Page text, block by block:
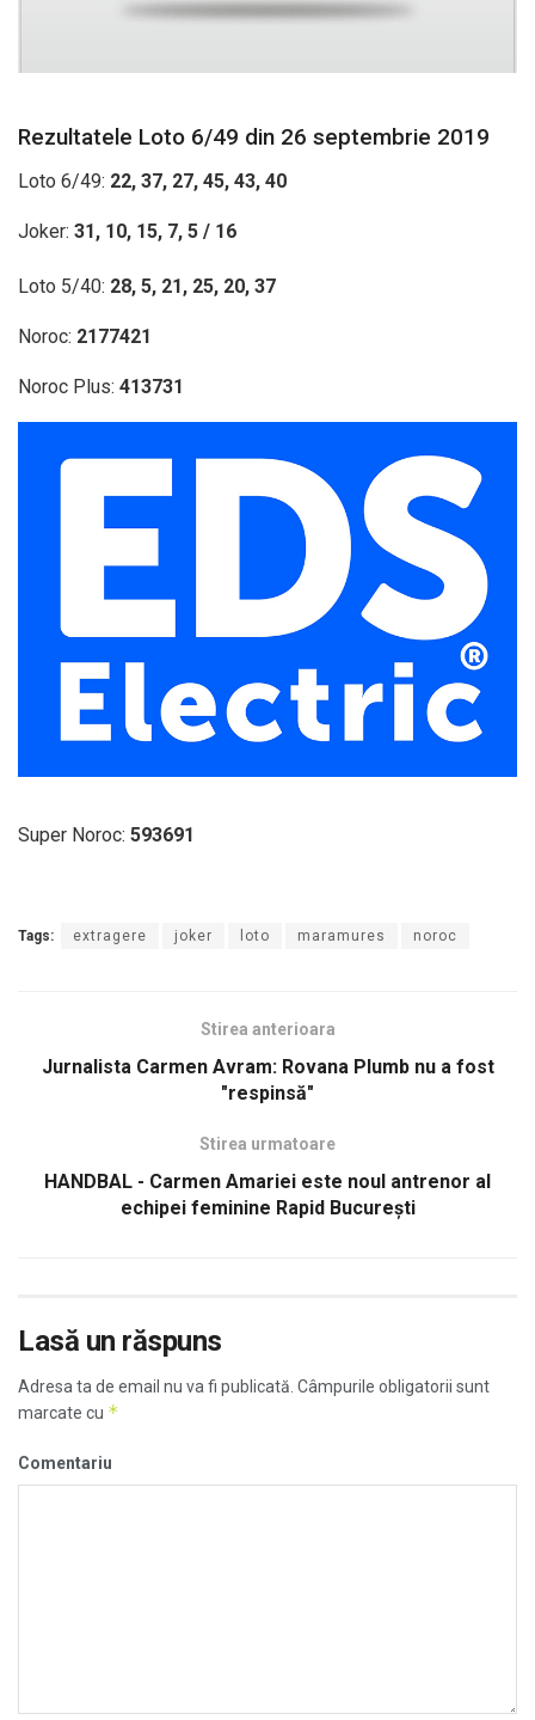
Rezultatele Loto 6/49 din 26 septembrie 2019
Loto 6/49: 22, 37, 27, 45, 43, 40
Joker: 31, 10, 15, 7, 5 / 16
Loto 5/40: 28, 5, 21, 25, 20, 37
Noroc: 2177421
Noroc Plus: 413731
Super Noroc: 593691
Tags: extragere joker loto maramures noroc
Stirea anterioara
Jurnalista Carmen Avram: Rovana Plumb nu a fost
"respinsă"
Stirea urmatoare
HANDBAL - Carmen Amariei este noul antrenor al
echipei feminine Rapid București
Lasă un răspuns
Adresa ta de email nu va fi publicată. Câmpurile obligatorii sunt
marcate cu *
Comentariu